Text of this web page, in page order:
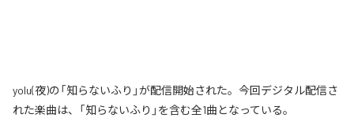
yolu(夜)の「知らないふり」が配信開始された。今回デジタル配信さ
れた楽曲は、「知らないふり」を含む全1曲となっている。